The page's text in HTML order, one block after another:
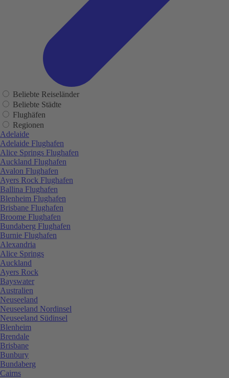
Beliebte Reiseländer
Beliebte Städte
Flughäfen
Regionen
Adelaide
Adelaide Flughafen
Alice Springs Flughafen
Auckland Flughafen
Avalon Flughafen
Ayers Rock Flughafen
Ballina Flughafen
Blenheim Flughafen
Brisbane Flughafen
Broome Flughafen
Bundaberg Flughafen
Burnie Flughafen
Alexandria
Alice Springs
Auckland
Ayers Rock
Bayswater
Australien
Neuseeland
Neuseeland Nordinsel
Neuseeland Südinsel
Blenheim
Brendale
Brisbane
Bunbury
Bundaberg
Cairns